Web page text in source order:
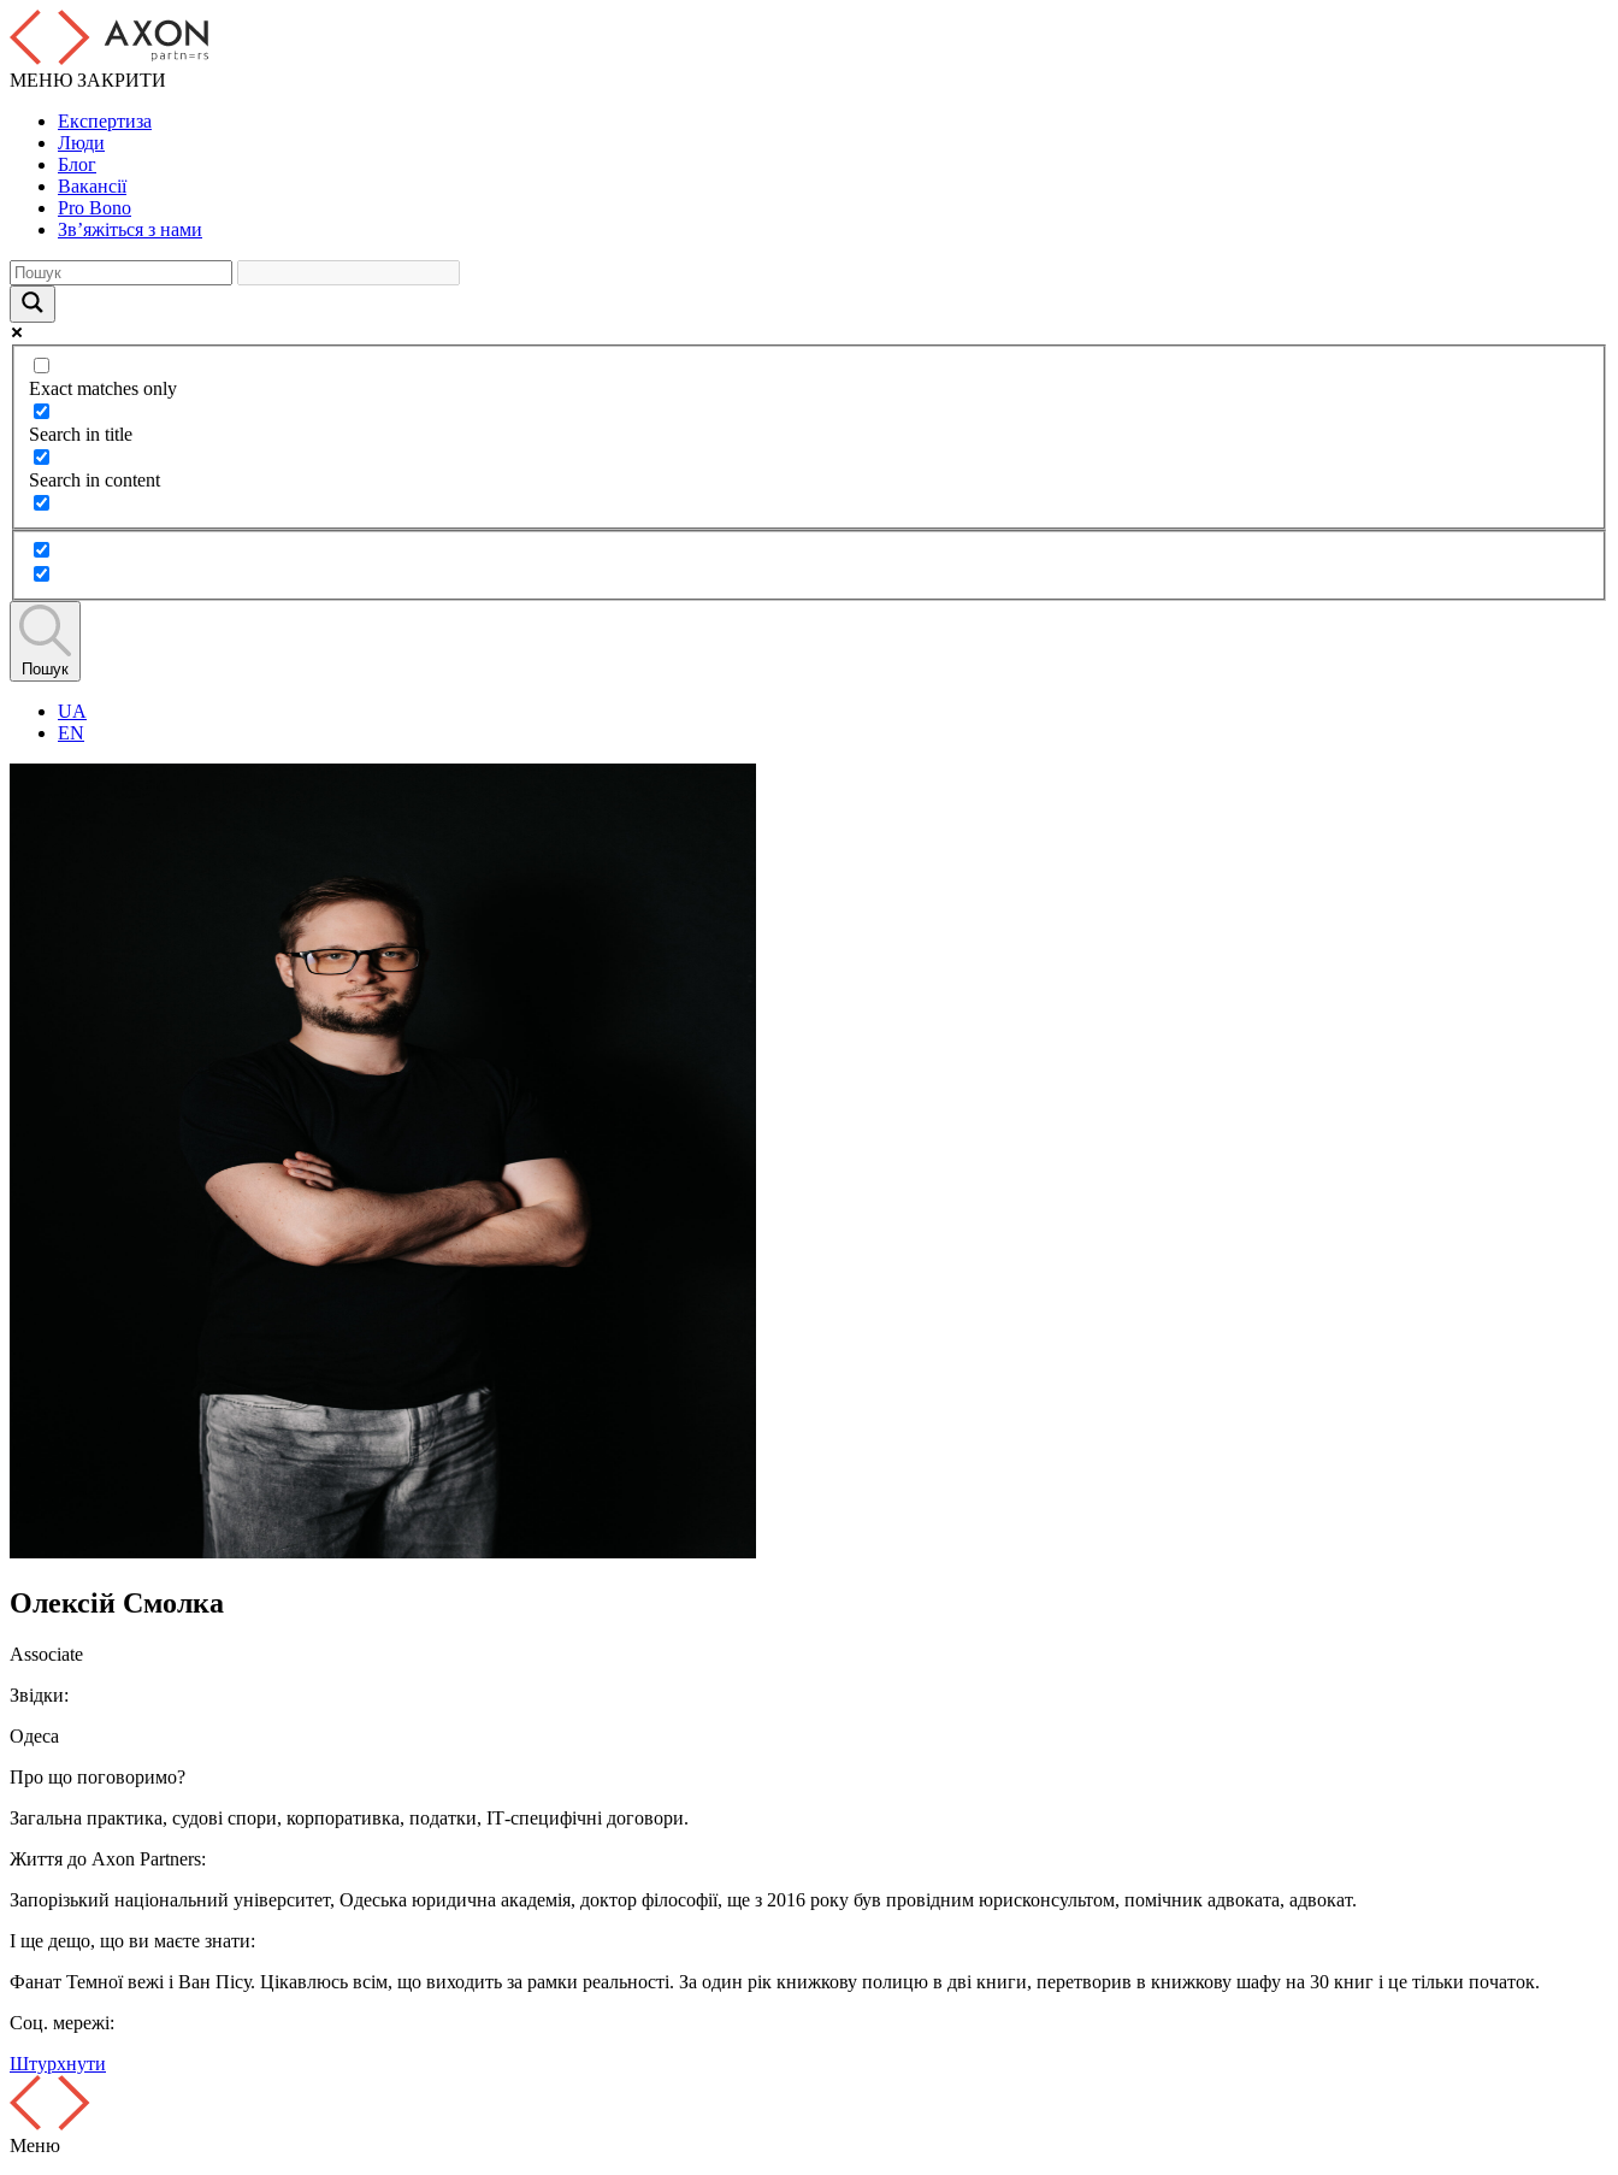
МЕНЮ ЗАКРИТИ
Експертиза
Люди
Блог
Вакансії
Pro Bono
Зв’яжіться з нами
Exact matches only
Search in title
Search in content
Пошук
UA
EN
Олексій Смолка
Associate
Звідки:
Одеса
Про що поговоримо?
Загальна практика, судові спори, корпоративка, податки, ІТ-специфічні договори.
Життя до Axon Partners:
Запорізький національний університет, Одеська юридична академія, доктор філософії, ще з 2016 року був провідним юрисконсультом, помічник адвоката, адвокат.
І ще дещо, що ви маєте знати:
Фанат Темної вежі і Ван Пісу. Цікавлюсь всім, що виходить за рамки реальності. За один рік книжкову полицю в дві книги, перетворив в книжкову шафу на 30 книг і це тільки початок.
Соц. мережі:
Штурхнути
Меню